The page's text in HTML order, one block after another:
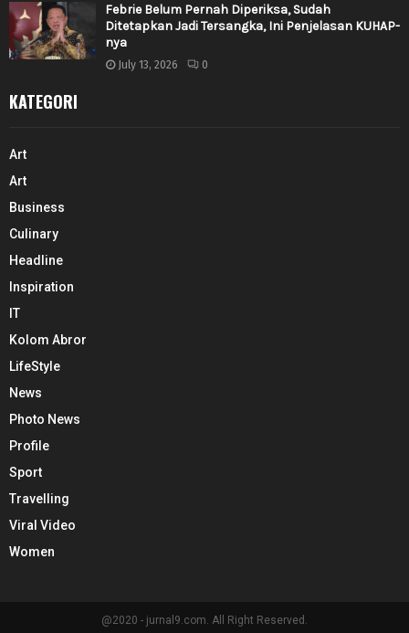
Febrie Belum Pernah Diperiksa, Sudah
Ditetapkan Jadi Tersangka, Ini Penjelasan KUHAP-
nya
July 13, 2026 0
KATEGORI
Art
Art
Business
Culinary
Headline
Inspiration
IT
Kolom Abror
LifeStyle
News
Photo News
Profile
Sport
Travelling
Viral Video
Women
@2020 - jurnal9.com. All Right Reserved.